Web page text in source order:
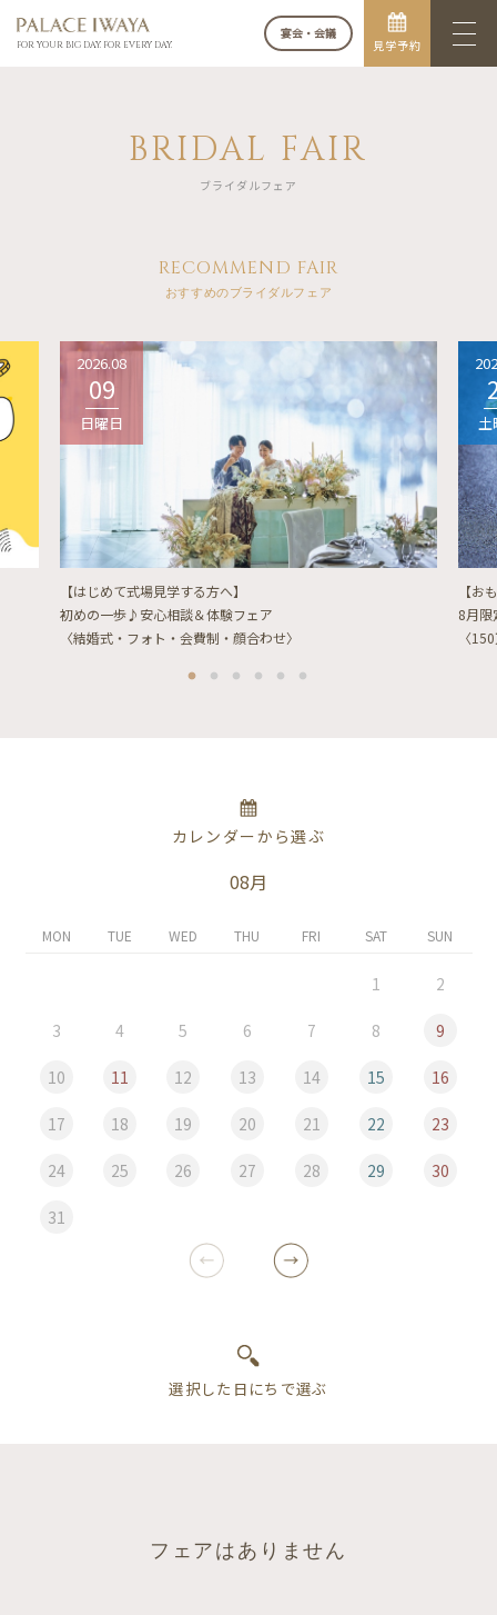
FOR YOUR BIG DAY. FOR EVERY DAY.
宴会・会議
見学予約
BRIDAL FAIR
ブライダルフェア
RECOMMEND FAIR
おすすめのブライダルフェア
2026.08
09
日曜日
【はじめて式場見学する方へ】
初めの一歩♪安心相談＆体験フェア
〈結婚式・フォト・会費制・顔合わせ〉
土
【お
8月限
〈
カレンダーから選ぶ
08月
MON TUE WED THU FRI SAT SUN
1 2
3 4 5 6 7 8 9
10 11 12 13 14 15 16
17 18 19 20 21 22 23
24 25 26 27 28 29 30
31
フェアはありません